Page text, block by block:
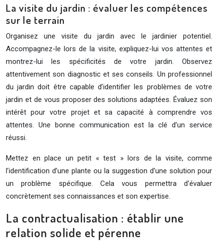
La visite du jardin : évaluer les compétences
sur le terrain
Organisez une visite du jardin avec le jardinier potentiel.
Accompagnez-le lors de la visite, expliquez-lui vos attentes et
montrez-lui les spécificités de votre jardin. Observez
attentivement son diagnostic et ses conseils. Un professionnel
du jardin doit être capable d’identifier les problèmes de votre
jardin et de vous proposer des solutions adaptées. Évaluez son
intérêt pour votre projet et sa capacité à comprendre vos
attentes. Une bonne communication est la clé d’un service
réussi.
Mettez en place un petit « test » lors de la visite, comme
l’identification d’une plante ou la suggestion d’une solution pour
un problème spécifique. Cela vous permettra d’évaluer
concrètement ses connaissances et son expertise.
La contractualisation : établir une
relation solide et pérenne